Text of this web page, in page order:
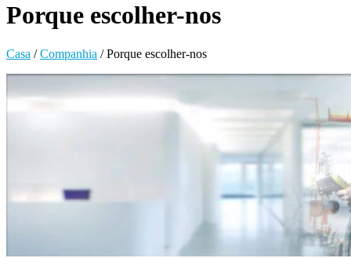
Porque escolher-nos
Casa /Companhia /Porque escolher-nos